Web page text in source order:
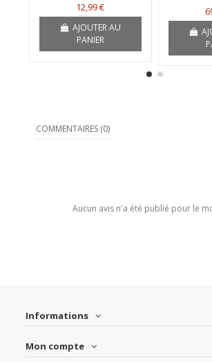
12,99 €
AJOUTER AU
PANIER
COMMENTAIRES (0)
Aucun avis n'a été publié pour le
Informations
Mon compte